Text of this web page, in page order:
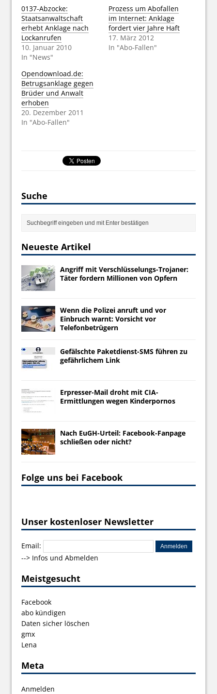
0137-Abzocke:
Staatsanwaltschaft
erhebt Anklage nach
Lockanrufen
10. Januar 2010
In "News"
Prozess um Abofallen
im Internet: Anklage
fordert vier Jahre Haft
17. März 2012
In "Abo-Fallen"
Opendownload.de:
Betrugsanklage gegen
Brüder und Anwalt
erhoben
20. Dezember 2011
In "Abo-Fallen"
Suche
Neueste Artikel
Angriff mit Verschlüsselungs-Trojaner:
Täter fordern Millionen von Opfern
Wenn die Polizei anruft und vor
Einbruch warnt: Vorsicht vor
Telefonbetrügern
Gefälschte Paketdienst-SMS führen zu
gefährlichem Link
Erpresser-Mail droht mit CIA-
Ermittlungen wegen Kinderpornos
Nach EuGH-Urteil: Facebook-Fanpage
schließen oder nicht?
Folge uns bei Facebook
Unser kostenloser Newsletter
Email:
--> Infos und Abmelden
Meistgesucht
Facebook
abo kündigen
Daten sicher löschen
gmx
Lena
Meta
Anmelden